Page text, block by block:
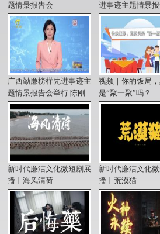
题情景报告会
进事迹主题情景
月16日广西卫视
播，21:40重播。
广西勤廉榜样先进事迹主
题情景报告会举行 陈刚
韦韬出席报告会并会见广
西勤廉先进个人代表
视频｜你的饭局
是“聚一聚”吗？
新时代廉洁文化微短剧展
播丨海风清荷
新时代廉洁文化
播丨荒漠猫